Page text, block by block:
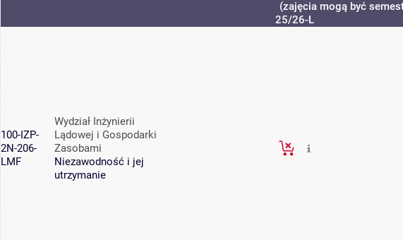
(zajęcia mogą być
25/26-L
100-IZP-
2N-206-
LMF
Wydział Inżynierii
Lądowej i Gospodarki
Zasobami
Niezawodność i jej
utrzymanie